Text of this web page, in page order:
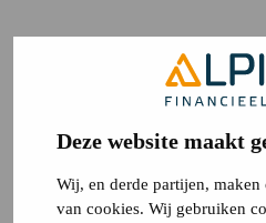
Deze website maakt
Wij, en derde partijen,
van cookies. Wij gebruiken